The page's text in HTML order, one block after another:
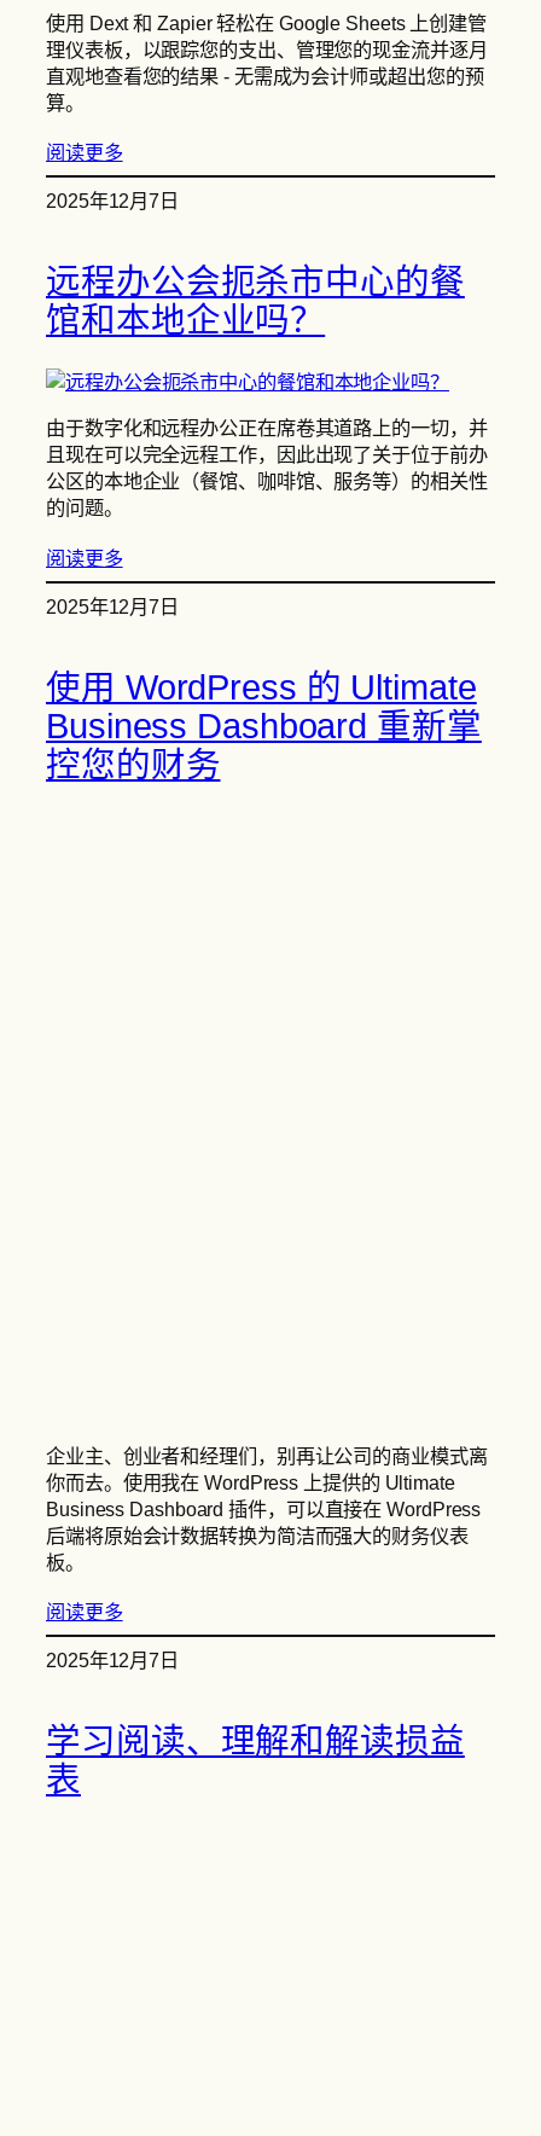
使用 Dext 和 Zapier 轻松在 Google Sheets 上创建管
理仪表板，以跟踪您的支出、管理您的现金流并逐月
直观地查看您的结果 - 无需成为会计师或超出您的预
算。
阅读更多
2025年12月7日
远程办公会扼杀市中心的餐
馆和本地企业吗？
由于数字化和远程办公正在席卷其道路上的一切，并
且现在可以完全远程工作，因此出现了关于位于前办
公区的本地企业（餐馆、咖啡馆、服务等）的相关性
的问题。
阅读更多
2025年12月7日
使用 WordPress 的 Ultimate
Business Dashboard 重新掌
控您的财务
企业主、创业者和经理们，别再让公司的商业模式离
你而去。使用我在 WordPress 上提供的 Ultimate
Business Dashboard 插件，可以直接在 WordPress
后端将原始会计数据转换为简洁而强大的财务仪表
板。
阅读更多
2025年12月7日
学习阅读、理解和解读损益
表